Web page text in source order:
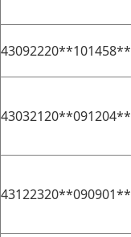
43092220**101458**
43032120**091204**
43122320**090901**